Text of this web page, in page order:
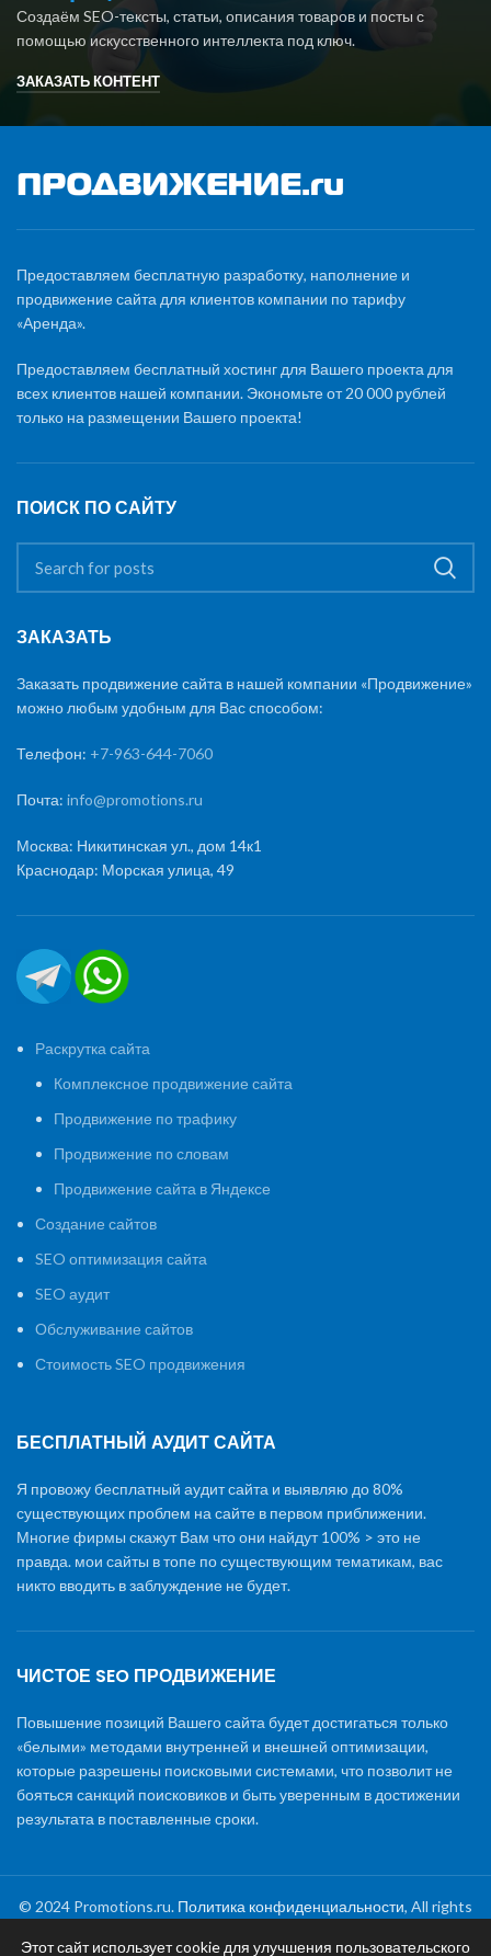
Создаём SEO-тексты, статьи, описания товаров и посты с
помощью искусственного интеллекта под ключ.
ЗАКАЗАТЬ КОНТЕНТ
Предоставляем бесплатную разработку, наполнение и
продвижение сайта для клиентов компании по тарифу
«Аренда».
Предоставляем бесплатный хостинг для Вашего проекта для
всех клиентов нашей компании. Экономьте от 20 000 рублей
только на размещении Вашего проекта!
ПОИСК ПО САЙТУ
ЗАКАЗАТЬ
Заказать продвижение сайта в нашей компании «Продвижение»
можно любым удобным для Вас способом:
Телефон: +7-963-644-7060
Почта: info@promotions.ru
Москва: Никитинская ул., дом 14к1
Краснодар: Морская улица, 49
Раскрутка сайта
Комплексное продвижение сайта
Продвижение по трафику
Продвижение по словам
Продвижение сайта в Яндексе
Создание сайтов
SEO оптимизация сайта
SEO аудит
Обслуживание сайтов
Стоимость SEO продвижения
БЕСПЛАТНЫЙ АУДИТ САЙТА
Я провожу бесплатный аудит сайта и выявляю до 80%
существующих проблем на сайте в первом приближении.
Многие фирмы скажут Вам что они найдут 100% > это не
правда. мои сайты в топе по существующим тематикам, вас
никто вводить в заблуждение не будет.
ЧИСТОЕ SEO ПРОДВИЖЕНИЕ
Повышение позиций Вашего сайта будет достигаться только
«белыми» методами внутренней и внешней оптимизации,
которые разрешены поисковыми системами, что позволит не
бояться санкций поисковиков и быть уверенным в достижении
результата в поставленные сроки.
© 2024 Promotions.ru. Политика конфиденциальности, All rights
reserved
Этот сайт использует cookie для улучшения пользовательского